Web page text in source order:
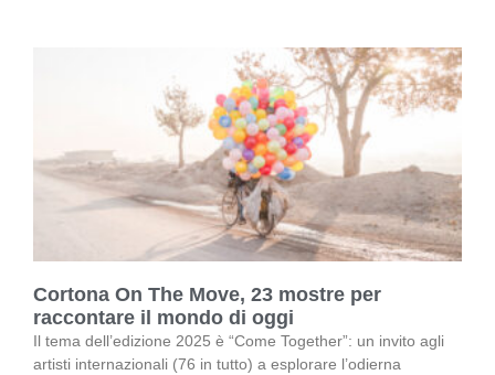
Cortona On The Move, 23 mostre per
raccontare il mondo di oggi
Il tema dell’edizione 2025 è “Come Together”: un invito agli
artisti internazionali (76 in tutto) a esplorare l’odierna